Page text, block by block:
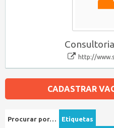
http://
CADASTRAR
Procurar por… Etiquetas